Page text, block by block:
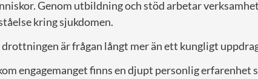
Genom utbildning och stöd arbetar
kring sjukdomen.
drottningen är frågan långt mer än ett kungligt
engagemanget finns en djupt personlig erfarenhet